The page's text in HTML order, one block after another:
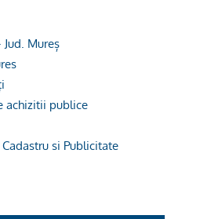
Mureș
achizitii publice
si Publicitate